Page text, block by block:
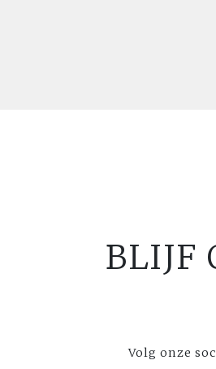
BLIJF
Volg onze